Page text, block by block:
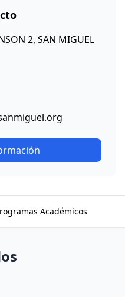
2, SAN MIGUEL
Académicos